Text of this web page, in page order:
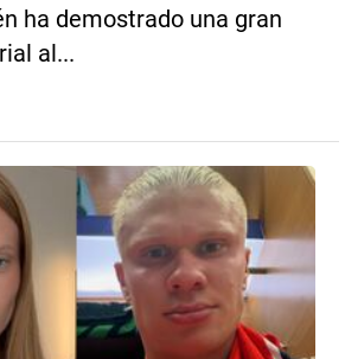
ha demostrado una gran
al...